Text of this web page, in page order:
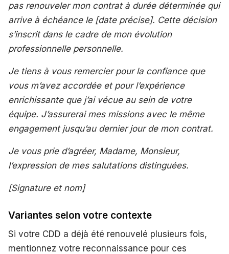
pas renouveler mon contrat à durée déterminée qui
arrive à échéance le [date précise]. Cette décision
s’inscrit dans le cadre de mon évolution
professionnelle personnelle.
Je tiens à vous remercier pour la confiance que
vous m’avez accordée et pour l’expérience
enrichissante que j’ai vécue au sein de votre
équipe. J’assurerai mes missions avec le même
engagement jusqu’au dernier jour de mon contrat.
Je vous prie d’agréer, Madame, Monsieur,
l’expression de mes salutations distinguées.
[Signature et nom]
Variantes selon votre contexte
Si votre CDD a déjà été renouvelé plusieurs fois,
mentionnez votre reconnaissance pour ces